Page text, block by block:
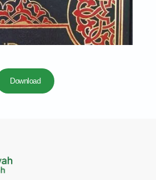
Download